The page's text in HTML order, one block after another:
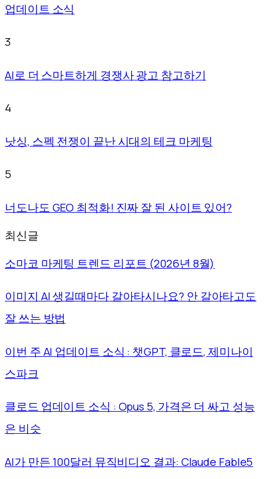
업데이트 소식
3
AI로 더 스마트하게 경쟁사 광고 참고하기
4
낫싱, 스펙 전쟁이 끝난 시대의 테크 마케팅
5
너도나도 GEO 최적화! 진짜 잘 된 사이트 있어?
최신글
소마코 마케팅 트렌드 리포트 (2026년 8월)
이미지 AI 생길때마다 갈아타시나요? 안 갈아타고도
잘 쓰는 방법
이번 주 AI 업데이트 소식 : 챗GPT, 클로드, 제미나이
스파크
클로드 업데이트 소식 : Opus 5, 가격은 더 싸고 성능
은 비슷
AI가 만든 100달러 뮤직비디오 결과: Claude Fable5